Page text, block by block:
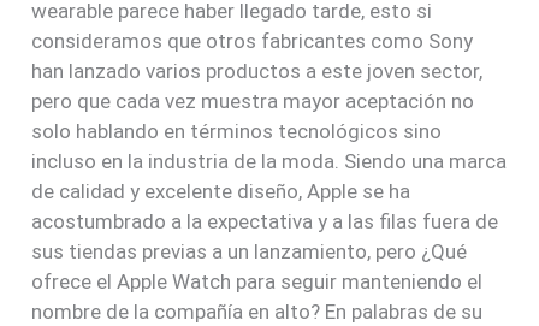
wearable parece haber llegado tarde, esto si
consideramos que otros fabricantes como Sony
han lanzado varios productos a este joven sector,
pero que cada vez muestra mayor aceptación no
solo hablando en términos tecnológicos sino
incluso en la industria de la moda. Siendo una marca
de calidad y excelente diseño, Apple se ha
acostumbrado a la expectativa y a las filas fuera de
sus tiendas previas a un lanzamiento, pero ¿Qué
ofrece el Apple Watch para seguir manteniendo el
nombre de la compañía en alto? En palabras de su